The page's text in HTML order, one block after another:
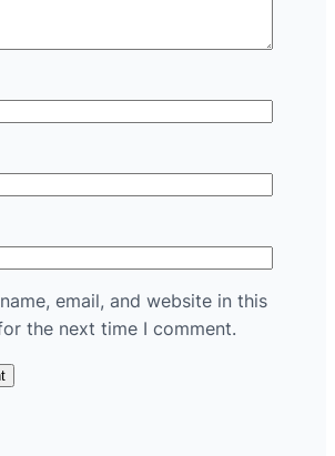
email, and website in this
the next time I comment.